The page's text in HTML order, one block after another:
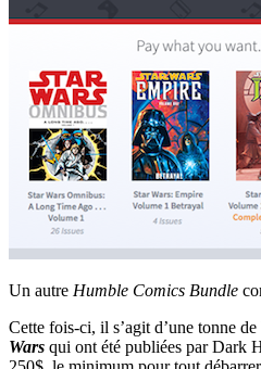
Un autre Humble Comics Bundle
Cette fois-ci, il s’agit d’une tonne de
Wars qui ont été publiées par Dark